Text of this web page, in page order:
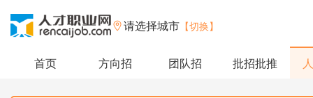
请选择城市 【切换】
首页 方向招 团队招 批招批推